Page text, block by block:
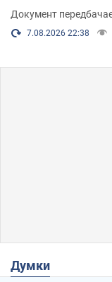
Документ
7.08.2026 22:38
Думки